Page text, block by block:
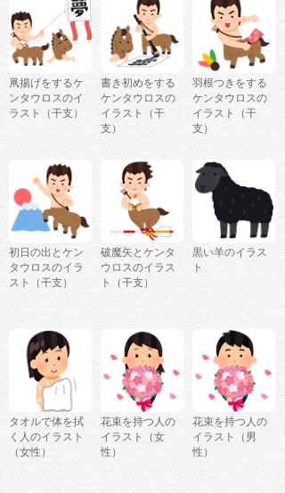
凧揚げをするケ
ンタウロスのイ
ラスト（干支）
書き初めをする
ケンタウロスの
イラスト（干
支）
羽根つきをする
ケンタウロスの
イラスト（干
支）
初日の出とケン
タウロスのイラ
スト（干支）
破魔矢とケンタ
ウロスのイラス
ト（干支）
黒い羊のイラス
ト
タオルで体を拭
く人のイラスト
（女性）
花束を持つ人の
イラスト（女
性）
花束を持つ人の
イラスト（男
性）